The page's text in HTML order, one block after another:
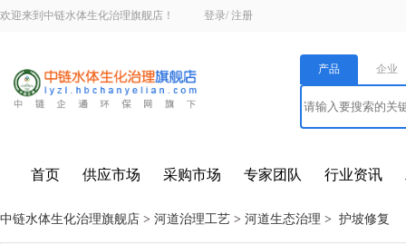
欢迎来到中链水体生化治理旗舰店！ 登录/ 注册
产品 企业
首页 供应市场 采购市场 专家团队 行业资讯
中链水体生化治理旗舰店 > 河道治理工艺 > 河道生态治理 > 护坡修复